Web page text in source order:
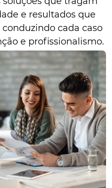
e resultados que
cada caso
e profissionalismo.